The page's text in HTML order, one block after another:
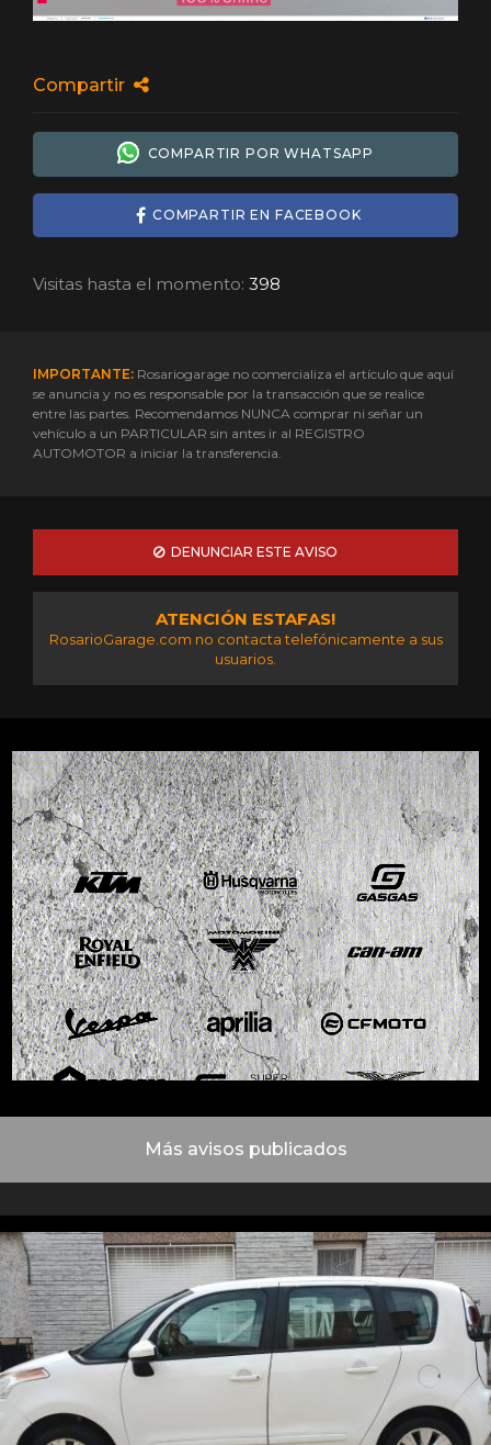
Compartir
COMPARTIR POR WHATSAPP
COMPARTIR EN FACEBOOK
Visitas hasta el momento: 398
IMPORTANTE: Rosariogarage no comercializa el artículo que aquí
se anuncia y no es responsable por la transacción que se realice
entre las partes. Recomendamos NUNCA comprar ni señar un
vehículo a un PARTICULAR sin antes ir al REGISTRO
AUTOMOTOR a iniciar la transferencia.
DENUNCIAR ESTE AVISO
ATENCIÓN ESTAFAS!
RosarioGarage.com no contacta telefónicamente a sus
usuarios.
Más avisos publicados